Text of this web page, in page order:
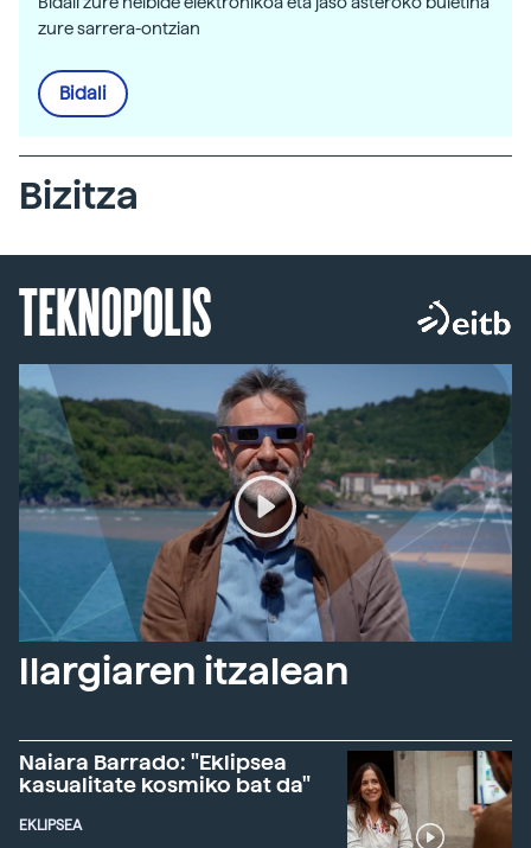
zure sarrera-ontzian
Bidali
Bizitza
TEKNOPOLIS
Ilargiaren itzalean
Naiara Barrado: "Eklipsea
kasualitate kosmiko bat da"
EKLIPSEA